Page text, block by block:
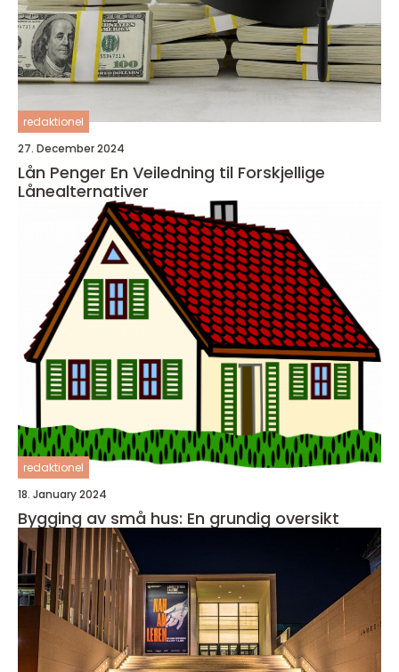
redaktionel
27. December 2024
Lån Penger En Veiledning til Forskjellige
Lånealternativer
redaktionel
18. January 2024
Bygging av små hus: En grundig oversikt